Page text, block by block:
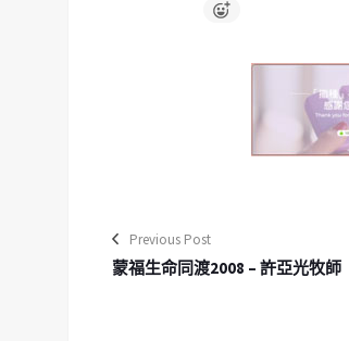
Previous Post
蒙福生命同渡2008 – 許亞光牧師